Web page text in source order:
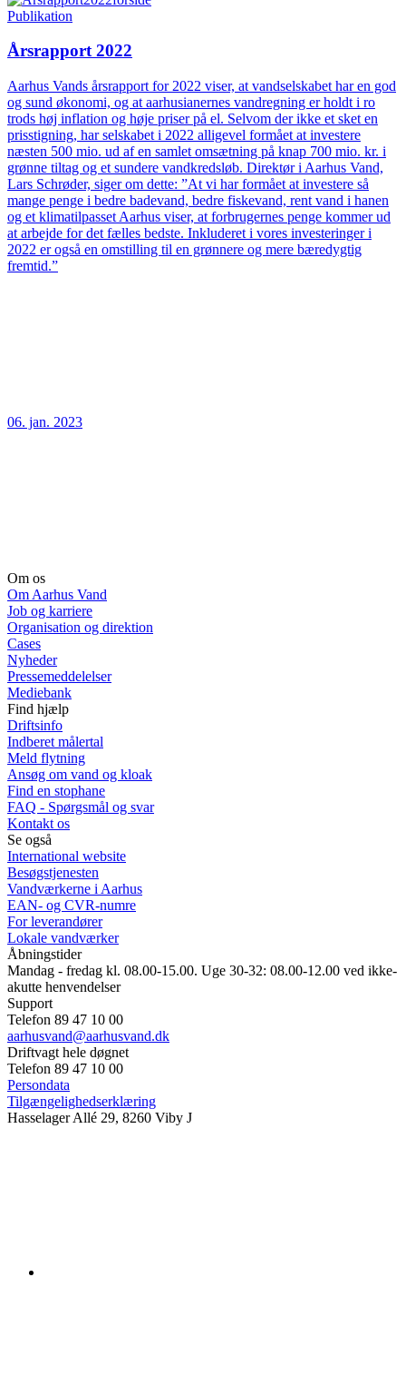
Publikation
Årsrapport 2022
Aarhus Vands årsrapport for 2022 viser, at vandselskabet har en god
og sund økonomi, og at aarhusianernes vandregning er holdt i ro
trods høj inflation og høje priser på el. Selvom der ikke et sket en
prisstigning, har selskabet i 2022 alligevel formået at investere
næsten 500 mio. ud af en samlet omsætning på knap 700 mio. kr. i
grønne tiltag og et sundere vandkredsløb. Direktør i Aarhus Vand,
Lars Schrøder, siger om dette: ”At vi har formået at investere så
mange penge i bedre badevand, bedre fiskevand, rent vand i hanen
og et klimatilpasset Aarhus viser, at forbrugernes penge kommer ud
at arbejde for det fælles bedste. Inkluderet i vores investeringer i
2022 er også en omstilling til en grønnere og mere bæredygtig
fremtid.”
06. jan. 2023
Om os
Om Aarhus Vand
Job og karriere
Organisation og direktion
Cases
Nyheder
Pressemeddelelser
Mediebank
Find hjælp
Driftsinfo
Indberet målertal
Meld flytning
Ansøg om vand og kloak
Find en stophane
FAQ - Spørgsmål og svar
Kontakt os
Se også
International website
Besøgstjenesten
Vandværkerne i Aarhus
EAN- og CVR-numre
For leverandører
Lokale vandværker
Åbningstider
Mandag - fredag kl. 08.00-15.00. Uge 30-32: 08.00-12.00 ved ikke-
akutte henvendelser
Support
Telefon 89 47 10 00
aarhusvand@aarhusvand.dk
Driftvagt hele døgnet
Telefon 89 47 10 00
Persondata
Tilgængelighedserklæring
Hasselager Allé 29, 8260 Viby J